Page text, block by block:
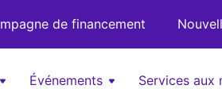
de financement
Événements Services aux